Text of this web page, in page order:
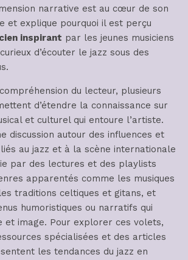
narrative est au cœur de son
et explique pourquoi il est perçu
inspirant par les jeunes musiciens
d’écouter le jazz sous des
du lecteur, plusieurs
d’étendre la connaissance sur
et culturel qui entoure l’artiste.
discussion autour des influences et
au jazz et à la scène internationale
par des lectures et des playlists
apparentés comme les musiques
traditions celtiques et gitans, et
humoristiques ou narratifs qui
et image. Pour explorer ces volets,
spécialisées et des articles
les tendances du jazz en